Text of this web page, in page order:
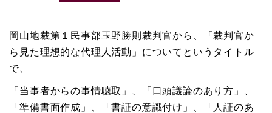
岡山地裁第１民事部玉野勝則裁判官から、「裁判官か
ら見た理想的な代理人活動」についてというタイトル
で、
「当事者からの事情聴取」、「口頭議論のあり方」、
「準備書面作成」、「書証の意識付け」、「人証のあ